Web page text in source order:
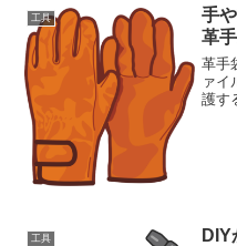
工具
手
革
革手
ァイ
護す
工具